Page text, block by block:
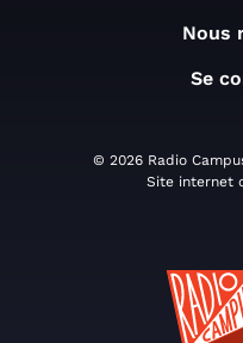
Nous
Se
© 2026 Radio
Site internet